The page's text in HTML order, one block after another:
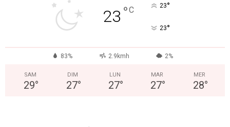
23 °C 23°
23°
83% 2.9kmh 2%
SAM
29°
DIM
27°
LUN
27°
MAR
27°
MER
28°